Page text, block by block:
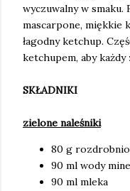
wyczuwalny w smaku.
mascarpone, miękkie
łagodny ketchup.
ketchupem, aby każdy
SKŁADNIKI
zielone naleśniki
80 g
90 ml wody
90 ml mleka